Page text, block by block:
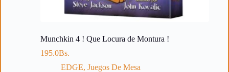
Munchkin 4 ! Que Locura de Montura !
195.0Bs.
EDGE, Juegos De Mesa